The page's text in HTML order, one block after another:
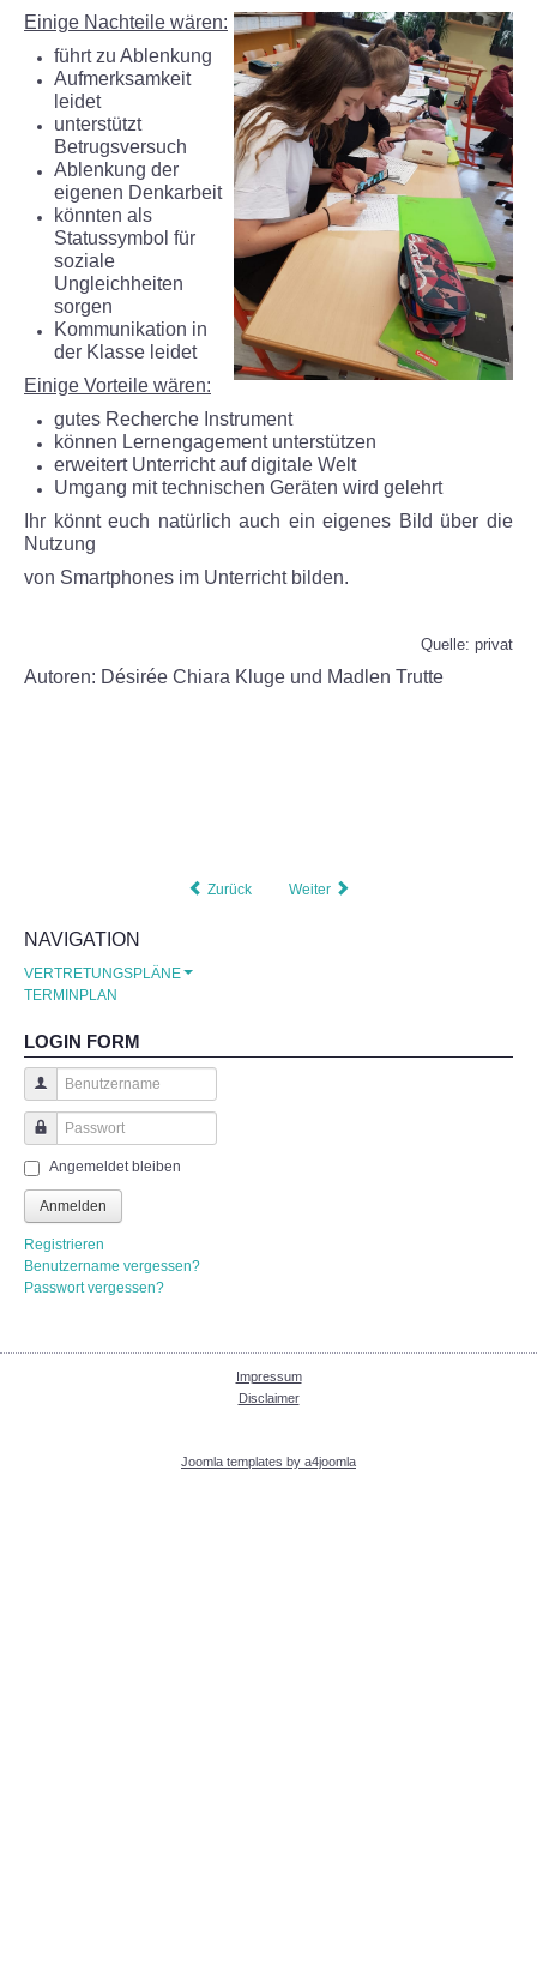
GALERIE
Unsere Schule
Benefizabend -Ein toller Erfolg
Mühlhäuser Altstadtlauf
Theater
Ein Schülerleben ist nicht leicht
Schneewerkstatt
Zu Besuch in der Imkerei Alte Schule
Fun-Tage an der TGS
Herzenssache
Spiel und Spaß für Kids
Spaß für die Großen
Losglück
Für das leibliche Wohl
Spiele, Spaß und Spannung
Die fleißigen Helfer
Einige Nachteile wären:
führt zu Ablenkung
Aufmerksamkeit
leidet
unterstützt
Betrugsversuch
Ablenkung der
eigenen Denkarbeit
könnten als
Statussymbol für
soziale
Ungleichheiten
sorgen
Kommunikation in
der Klasse leidet
Einige Vorteile wären:
gutes Recherche Instrument
können Lernengagement unterstützen
erweitert Unterricht auf digitale Welt
Umgang mit technischen Geräten wird gelehrt
Ihr könnt euch natürlich auch ein eigenes Bild über die
Nutzung
von Smartphones im Unterricht bilden.
Quelle: privat
Autoren: Désirée Chiara Kluge und Madlen Trutte
Zurück Weiter
NAVIGATION
VERTRETUNGSPLÄNE
TERMINPLAN
LOGIN FORM
Benutzername
Passwort
Angemeldet bleiben
Anmelden
Registrieren
Benutzername vergessen?
Passwort vergessen?
Impressum
Disclaimer
Joomla templates by a4joomla